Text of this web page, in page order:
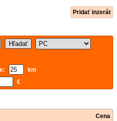
Pridať inzerát
km
€
Cena